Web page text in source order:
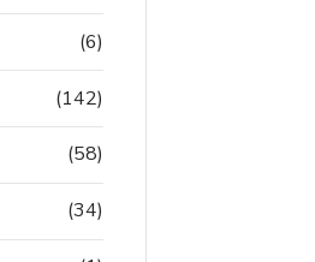
(6)
(142)
(58)
(34)